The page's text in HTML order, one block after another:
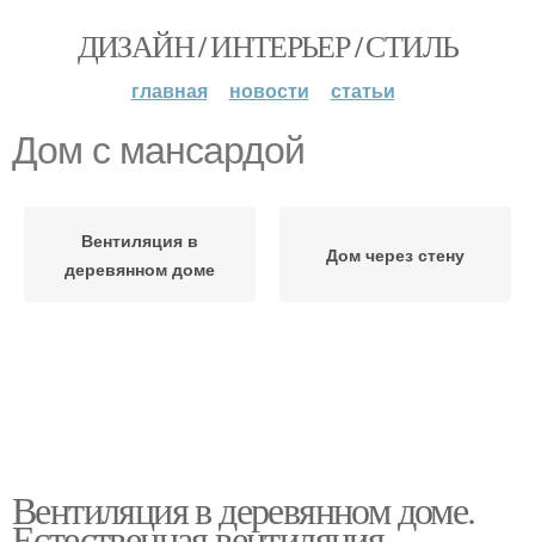
ДИЗАЙН / ИНТЕРЬЕР / СТИЛЬ
главная новости статьи
Дом с мансардой
Вентиляция в
деревянном доме
Дом через стену
Вентиляция в деревянном доме.